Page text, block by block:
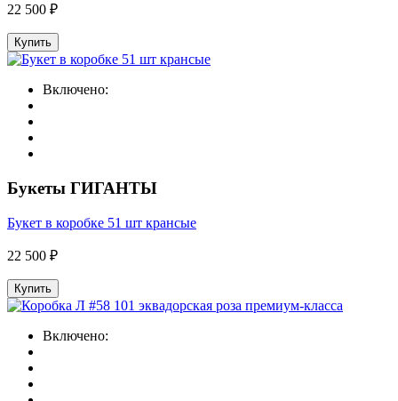
22 500 ₽
Купить
Включено:
Букеты ГИГАНТЫ
Букет в коробке 51 шт крансые
22 500 ₽
Купить
Включено: